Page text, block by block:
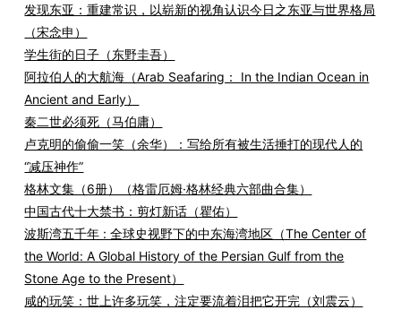
发现东亚：重建常识，以崭新的视角认识今日之东亚与世界格局
（宋念申）
学生街的日子（东野圭吾）
阿拉伯人的大航海（Arab Seafaring： In the Indian Ocean in
Ancient and Early）
秦二世必须死（马伯庸）
卢克明的偷偷一笑（余华）：写给所有被生活捶打的现代人的
“减压神作”
格林文集（6册）（格雷厄姆·格林经典六部曲合集）
中国古代十大禁书：剪灯新话（瞿佑）
波斯湾五千年 : 全球史视野下的中东海湾地区（The Center of
the World: A Global History of the Persian Gulf from the
Stone Age to the Present）
咸的玩笑：世上许多玩笑，注定要流着泪把它开完（刘震云）